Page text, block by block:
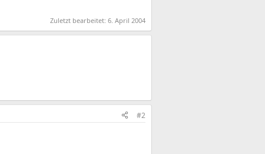
Zuletzt bearbeitet: 6. April 2004
#2